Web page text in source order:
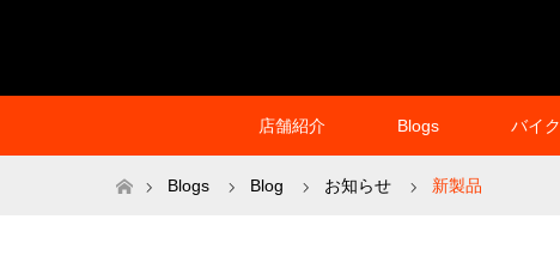
店舗紹介 Blogs バイク
ホームBlogs Blog お知らせ 新製品